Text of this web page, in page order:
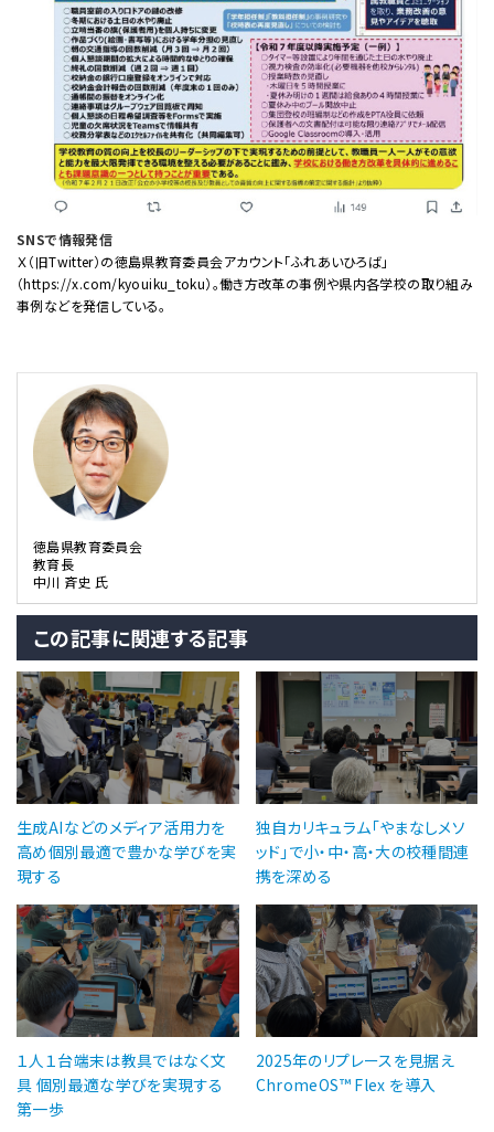
SNSで情報発信
Ｘ（旧Twitter）の徳島県教育委員会アカウント「ふれあいひろば」
（https://x.com/kyouiku_toku）。働き方改革の事例や県内各学校の取り組み
事例などを発信している。
徳島県教育委員会
教育長
中川 斉史 氏
この記事に関連する記事
生成AIなどのメディア活用力を
高め個別最適で豊かな学びを実
現する
独自カリキュラム「やまなしメソ
ッド」で小・中・高・大の校種間連
携を深める
１人１台端末は教具ではなく文
具 個別最適な学びを実現する
第一歩
2025年のリプレースを見据え
ChromeOS™ Flex を導入